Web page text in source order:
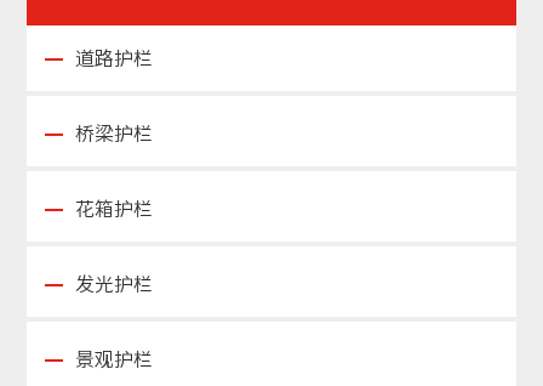
道路护栏
桥梁护栏
花箱护栏
发光护栏
景观护栏